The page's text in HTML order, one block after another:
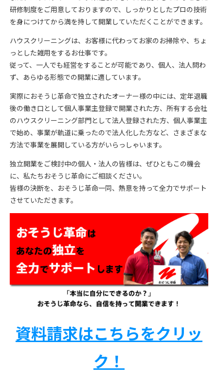
研修制度をご用意しておりますので、 しっかりとしたプロの技術
を身につけてから満を持して開業していただくことができます。
ハウスクリーニングは、お客様に代わってお家のお掃除や、ちょ
っとした雑用をするお仕事です。
従って、一人でも経営をすることが可能であり、 個人、法人問わ
ず、あらゆる形態での開業に適しています。
実際におそうじ革命で独立されたオーナー様の中には、定年退職
後の働き口として個人事業主登録で開業された方、所有する会社
のハウスクリーニング部門として法人登録された方、個人事業主
で始め、事業が軌道に乗ったので法人化した方など、さまざまな
方法で事業を展開している方がいらっしゃいます。
独立開業をご検討中の個人・法人の皆様は、ぜひともこの機会
に、私たちおそうじ革命にご相談ください。
皆様の決断を、おそうじ革命一同、熱意を持って全力でサポート
させていただきます。
資料請求はこちらをクリッ
ク！